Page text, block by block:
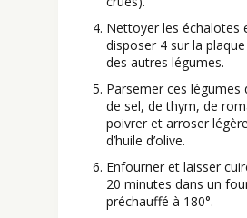
Nettoyer les échalotes
disposer 4 sur la
des autres légumes.
Parsemer ces légumes
de sel, de thym, de
poivrer et arroser
d’huile d’olive.
Enfourner et laisser
20 minutes dans un
préchauffé à 180°.